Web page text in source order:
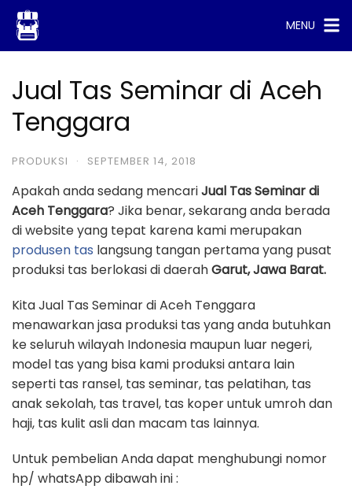
Skip
content
MENU
Jual Tas Seminar di Aceh
Tenggara
PRODUKSI · SEPTEMBER 14, 2018
Apakah anda sedang mencariJual Tas Seminar di
Aceh Tenggara? Jika benar, sekarang anda berada
di website yang tepat karena kami merupakan
produsen tas langsung tangan pertama yang pusat
produksi tas berlokasi di daerahGarut, Jawa Barat.
Kita Jual Tas Seminar di Aceh Tenggara
menawarkan jasa produksi tas yang anda butuhkan
ke seluruh wilayah Indonesia maupun luar negeri,
model tas yang bisa kami produksi antara lain
seperti tas ransel, tas seminar, tas pelatihan, tas
anak sekolah, tas travel, tas koper untuk umroh dan
haji, tas kulit asli dan macam tas lainnya.
Untuk pembelian Anda dapat menghubungi nomor
hp/ whatsApp dibawah ini :